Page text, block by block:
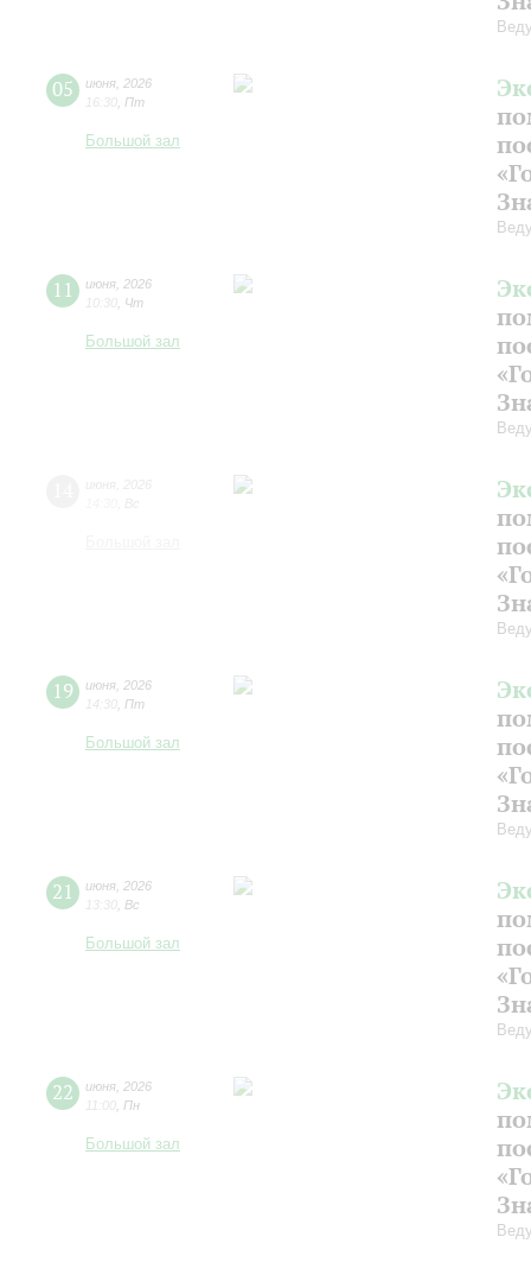
05 июня 2026
16:30 Пт
Большой зал
11 июня 2026
10:30 Чт
Большой зал
19 июня 2026
14:30 Пт
Большой зал
21 июня 2026
13:30 Вс
Большой зал
22 июня 2026
11:00 Пн
Большой зал